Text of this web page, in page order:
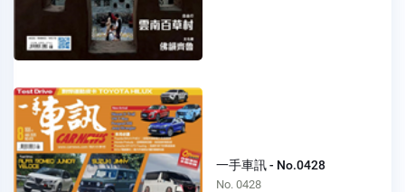
一手車訊 - No.0428
No. 0428